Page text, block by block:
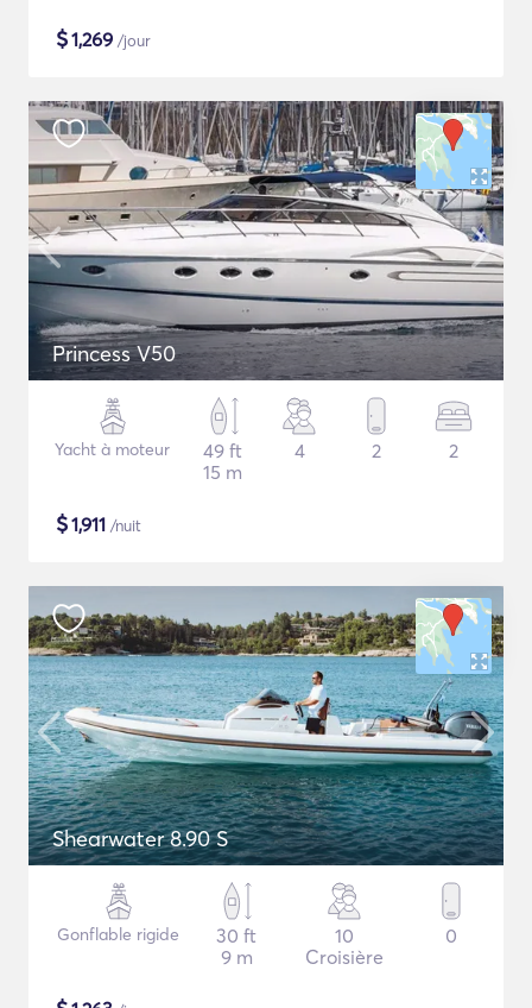
$1,269 /jour
Princess V50
Yacht à moteur
49 ft
15 m
4 2 2
$1,911 /nuit
Shearwater 8.90 S
Gonflable rigide
30 ft
9 m
10
Croisière
0